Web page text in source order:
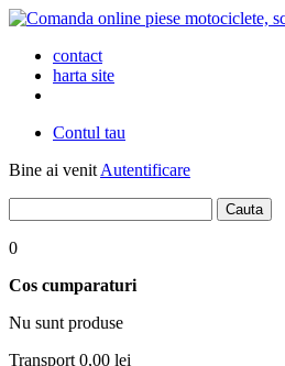
contact
harta site
Contul tau
Bine ai venit Autentificare
0
Cos cumparaturi
Nu sunt produse
Transport 0,00 lei